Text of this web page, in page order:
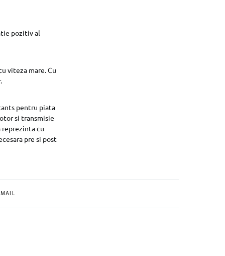
pozitiv al
viteza mare. Cu
pentru piata
si transmisie
cu
pre si post
MAIL